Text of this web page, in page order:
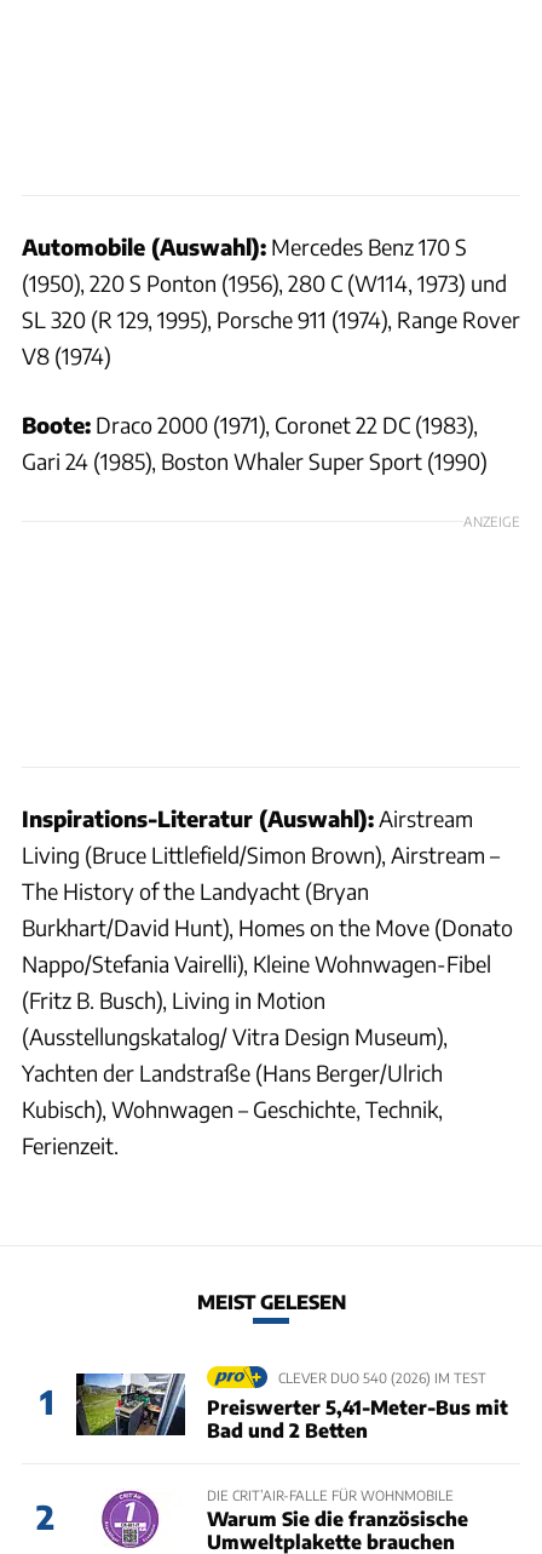
Automobile (Auswahl): Mercedes Benz 170 S
(1950), 220 S Ponton (1956), 280 C (W114, 1973) und
SL 320 (R 129, 1995), Porsche 911 (1974), Range Rover
V8 (1974)
Boote: Draco 2000 (1971), Coronet 22 DC (1983),
Gari 24 (1985), Boston Whaler Super Sport (1990)
ANZEIGE
Inspirations-Literatur (Auswahl):Airstream
Living (Bruce Littlefield/Simon Brown), Airstream –
The History of the Landyacht (Bryan
Burkhart/David Hunt), Homes on the Move (Donato
Nappo/Stefania Vairelli), Kleine Wohnwagen-Fibel
(Fritz B. Busch), Living in Motion
(Ausstellungskatalog/ Vitra Design Museum),
Yachten der Landstraße (Hans Berger/Ulrich
Kubisch), Wohnwagen – Geschichte, Technik,
Ferienzeit.
MEIST GELESEN
1
CLEVER DUO 540 (2026) IM TEST
Preiswerter 5,41-Meter-Bus mit
Bad und 2 Betten
2
DIE CRIT’AIR-FALLE FÜR WOHNMOBILE
Warum Sie die französische
Umweltplakette brauchen